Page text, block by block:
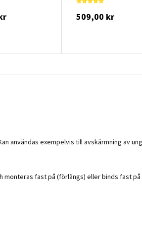
509,00 kr
användas exempelvis till avskärmning av
fast på (förlängs) eller binds fast